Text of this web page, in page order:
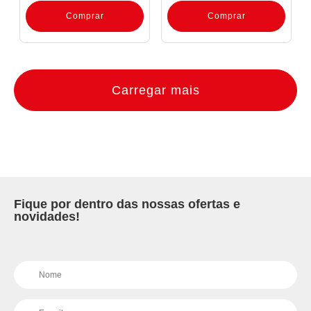
Comprar Comprar
Carregar mais
Fique por dentro das nossas ofertas e
novidades!